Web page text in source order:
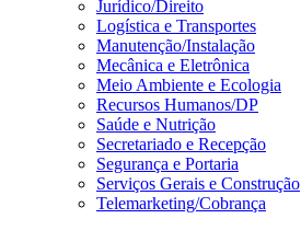
Jurídico/Direito
Logística e Transportes
Manutenção/Instalação
Mecânica e Eletrônica
Meio Ambiente e Ecologia
Recursos Humanos/DP
Saúde e Nutrição
Secretariado e Recepção
Segurança e Portaria
Serviços Gerais e Construção
Telemarketing/Cobrança